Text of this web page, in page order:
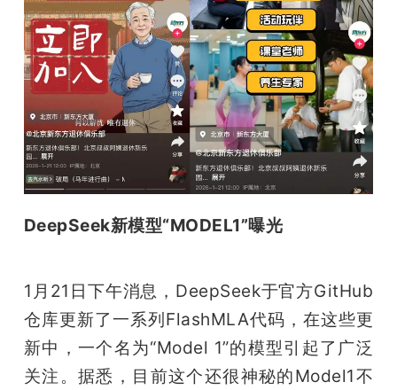
DeepSeek新模型“MODEL1”曝光
1月21日下午消息，DeepSeek于官方GitHub
仓库更新了一系列FlashMLA代码，在这些更
新中，一个名为“Model 1”的模型引起了广泛
关注。据悉，目前这个还很神秘的Model1不